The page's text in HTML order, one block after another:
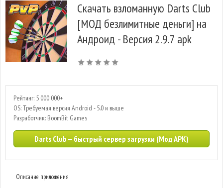
Скачать взломанную Darts Club
[МОД безлимитные деньги] на
Андроид - Версия 2.9.7 apk
Рейтинг: 5 000 000+
OS: Требуемая версия Android - 5.0 и выше
Разработчик: BoomBit Games
Darts Club — быстрый сервер загрузки (Мод APK)
Описание приложения